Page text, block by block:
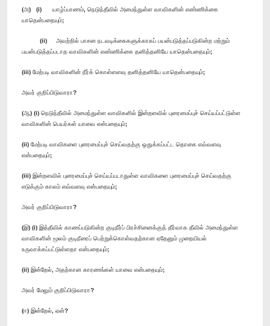
(அ) (i) யாழ்ப்பாணம், நெடுந்தீவில் அமைந்துள்ள வாவிகளின் எண்ணிக்கை
யாதென்பதையும்;
(ii) அவற்றில் பாசன நடவடிக்கைகளுக்காகப் பயன்படுத்தப்படுகின்ற மற்றும்
பயன்படுத்தப்படாத வாவிகளின் எண்ணிக்கை தனித்தனியே யாதென்பதையும்;
(iii) மேற்படி வாவிகளின் நீர்க் கொள்ளளவு தனித்தனியே யாதென்பதையும்;
அவர் குறிப்பிடுவாரா?
(ஆ) (i) நெடுந்தீவில் அமைந்துள்ள வாவிகளில் இன்றளவில் புனரமைப்புச் செய்யப்பட்டுள்ள
வாவிகளின் பெயர்கள் யாவை என்பதையும்;
(ii) மேற்படி வாவிகளை புனரமைப்புச் செய்வதற்கு ஒதுக்கப்பட்ட தொகை எவ்வளவு
என்பதையும்;
(iii) இன்றளவில் புனரமைப்புச் செய்யப்படாதுள்ள வாவிகளை புனரமைப்புச் செய்வதற்கு
எடுக்கும் காலம் எவ்வளவு என்பதையும்;
அவர் குறிப்பிடுவாரா?
(இ) (i) இத்தீவில் காணப்படுகின்ற குடிநீர்ப் பிரச்சினைக்குத் தீர்வாக தீவில் அமைந்துள்ள
வாவிகளின் மூலம் குடிநீரைப் பெற்றுக்கொள்வதற்கான ஏதேனும் முறையியல்
உருவாக்கப்பட்டுள்ளதா என்பதையும்;
(ii) இன்றேல், அதற்கான காரணங்கள் யாவை என்பதையும்;
அவர் மேலும் குறிப்பிடுவாரா?
(ஈ) இன்றேல், ஏன்?